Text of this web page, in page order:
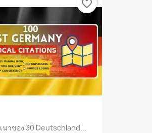
นาของ 30 Deutschland...
favorite_border